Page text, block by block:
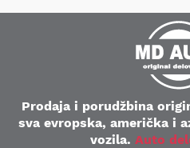
Prodaja i porudžbina
sva evropska, američka i
vozila. Auto